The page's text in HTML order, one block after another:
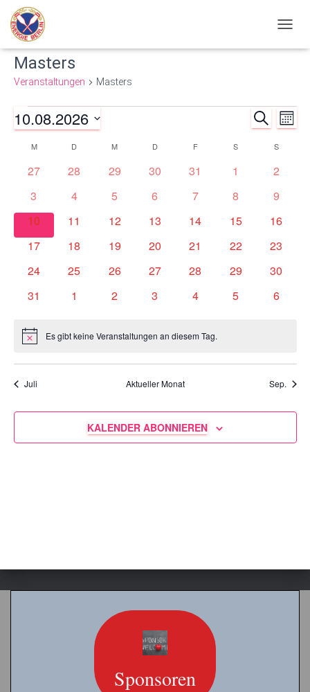
Masters
Veranstaltungen Masters
Veranstaltungen
Such-
SUCHE
10.08.2026
wählen.
Kalender
von
Veranstaltungen
MMONTAG D DIENSTAGM MITTWOCH
DDONNERSTAG
FFREITAG S SAMSTAGS
0
27
0
28
0
29
0
30
0
31
0
1
0
2
0
Veranstaltungen
3
0
4
0
5
0
6
0
7
0
8
0
9
0
Veranstaltungen
10
0
11
0
12
0
13
0
14
0
15
0
16
0
17
0
18
0
19
0
20
0
21
0
22
0
23
0
24
0
25
0
26
0
27
0
28
0
29
0
30
0
31
0
1
0
2
0
3
0
4
0
5
0
6
HinweisEs gibt keine Veranstaltungen an diesem Tag.
Juli Aktueller Monat Sep.
KALENDER ABONNIEREN
Sponsoren